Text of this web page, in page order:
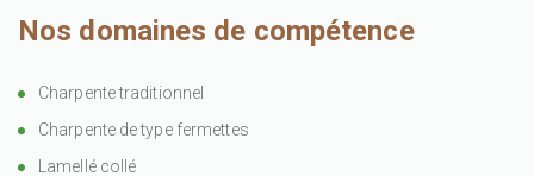
Nos domaines de compétence
Charpente traditionnel
Charpente de type fermettes
Lamellé collé